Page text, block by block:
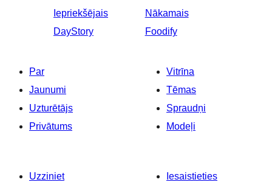
Iepriekšējais
DayStory
Nākamais
Foodify
Par
Jaunumi
Uzturētājs
Privātums
Vitrīna
Tēmas
Spraudņi
Modeļi
Uzziniet
Iesaistieties